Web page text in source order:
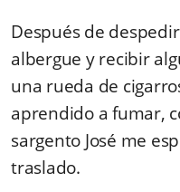
Después de
albergue y recibir
una rueda de
aprendido a fumar,
sargento José me
traslado.